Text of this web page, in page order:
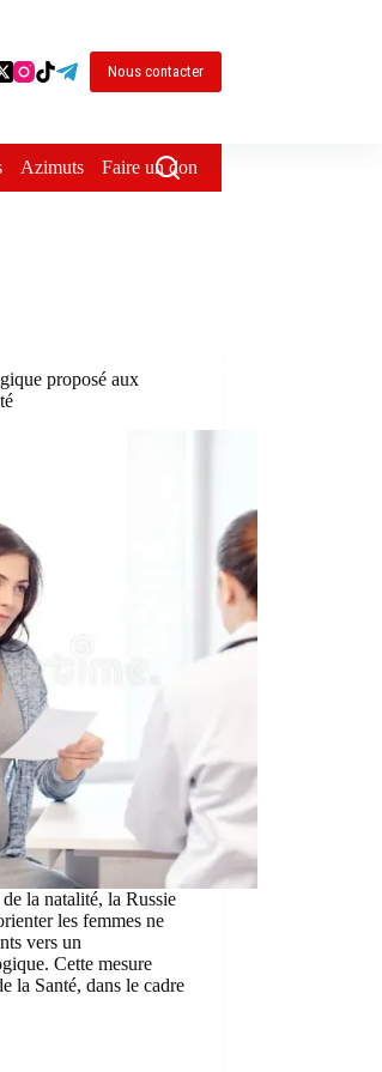
Nous contacter
Azimuts Faire un don
proposé aux
la natalité, la Russie
les femmes ne
vers un
Cette mesure
la Santé, dans le cadre